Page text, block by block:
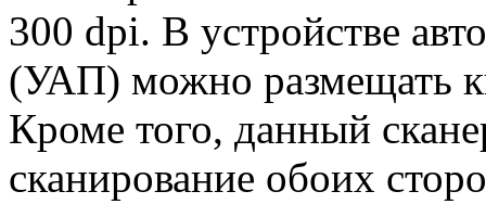
300 dpi. В устройстве
(УАП) можно размещать
Кроме того, данный
сканирование обоих